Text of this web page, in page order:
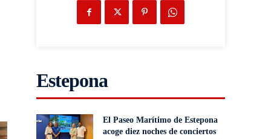
Estepona
El Paseo Marítimo de Estepona
acoge diez noches de conciertos